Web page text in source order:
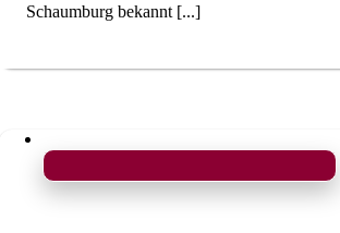
Schaumburg bekannt [...]